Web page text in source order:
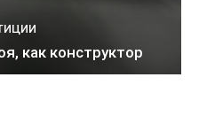
как конструктор